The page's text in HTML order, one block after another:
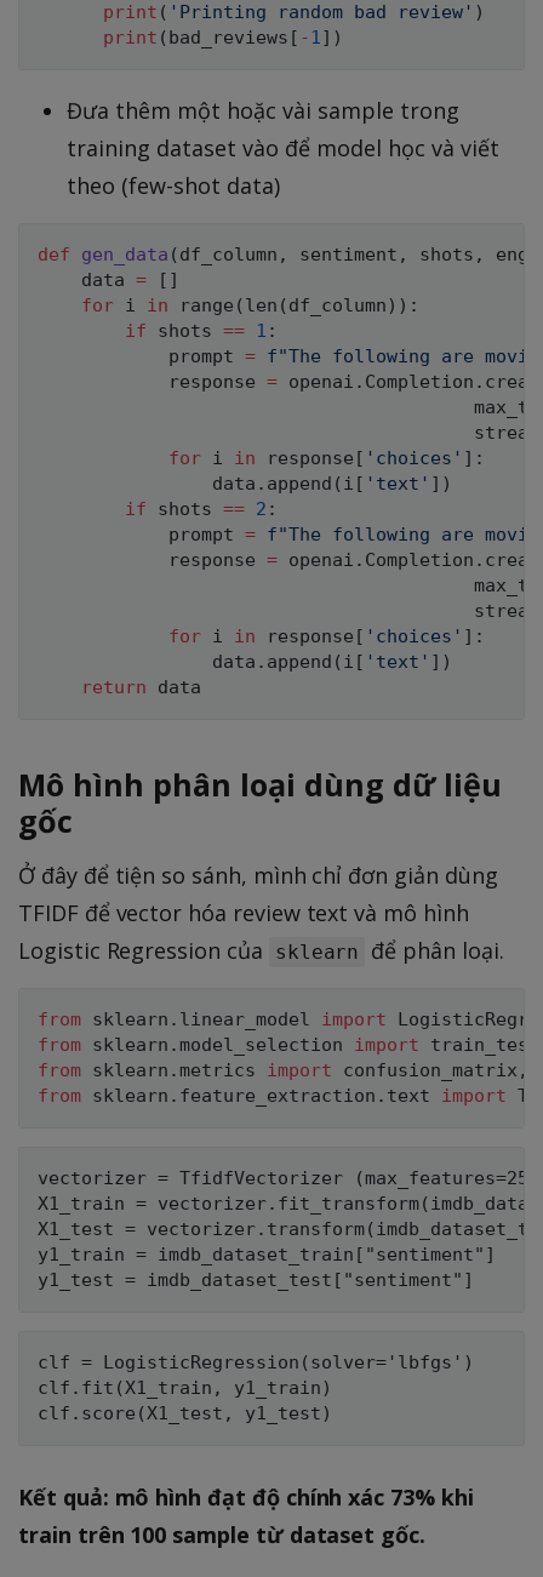
print ( 'Printing random bad review' )
print ( bad_reviews [ - 1] )
Đưa thêm một hoặc vài sample trong
training dataset vào để model học và viết
theo (few-shot data)
def gen_data ( df_column , sentiment , shots ,
    data
= [ ]
for i in range ( len ( df_column ) ) :
if shots == 1 :
            prompt
= f"The following are
            response
= openai . Completion .
                                        stream
for i in response [ 'choices' ] :
                data
. append ( i [ 'text' ] )
if shots == 2 :
            prompt
= f"The following are
            response
= openai . Completion .
                                        stream
for i in response [ 'choices' ] :
                data
. append ( i [ 'text' ] )
return
Mô hình phân loại dùng dữ liệu
gốc
Ở đây để tiện so sánh, mình chỉ đơn giản dùng
TFIDF để vector hóa review text và mô hình
Logistic Regression của
sklearn để phân loại.
from sklearn . linear_model import
from sklearn . model_selection import
from sklearn . metrics import confusion_matrix ,
from sklearn . feature_extraction . text import
vectorizer = TfidfVectorizer
X1_train =
X1_test =
y1_train = imdb_dataset_train["sentiment"]
clf = LogisticRegression(solver='lbfgs')
clf.fit(X1_train, y1_train)
Kết quả: mô hình đạt độ chính xác 73% khi
train trên 100 sample từ dataset gốc.